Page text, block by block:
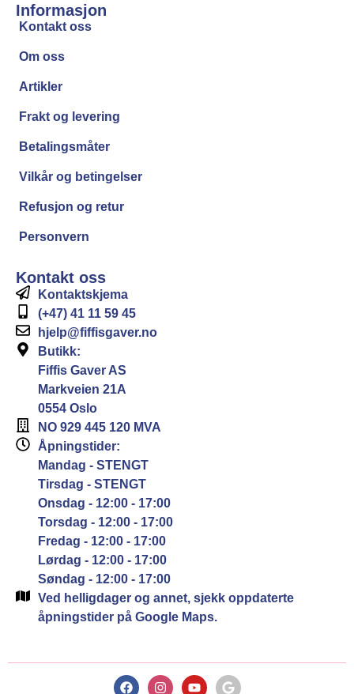
Informasjon
Kontakt oss
Om oss
Artikler
Frakt og levering
Betalingsmåter
Vilkår og betingelser
Refusjon og retur
Personvern
Kontakt oss
Kontaktskjema
(+47) 41 11 59 45
hjelp@fiffisgaver.no
Butikk:
Fiffis Gaver AS
Markveien 21A
0554 Oslo
NO 929 445 120 MVA
Åpningstider:
Mandag - STENGT
Tirsdag - STENGT
Onsdag - 12:00 - 17:00
Torsdag - 12:00 - 17:00
Fredag - 12:00 - 17:00
Lørdag - 12:00 - 17:00
Søndag - 12:00 - 17:00
Ved helligdager og annet, sjekk oppdaterte
åpningstider på Google Maps.